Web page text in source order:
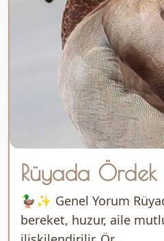
Rüyada Ördek
🦆✨ Genel Yorum
bereket, huzur, aile